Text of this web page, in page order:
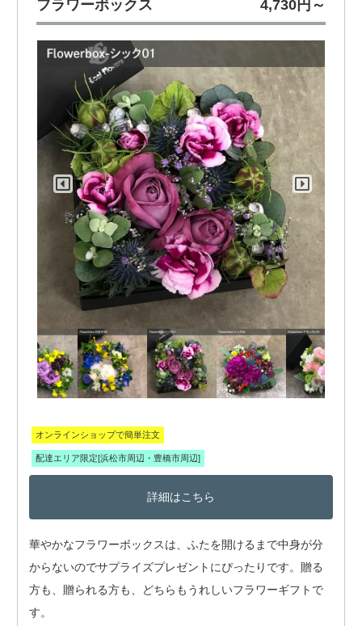
フラワーボックス 4,730円～
オンラインショップで簡単注文
配達エリア限定[浜松市周辺・豊橋市周辺]
詳細はこちら
華やかなフラワーボックスは、ふたを開けるまで中身が分
からないのでサプライズプレゼントにぴったりです。贈る
方も、贈られる方も、どちらもうれしいフラワーギフトで
す。